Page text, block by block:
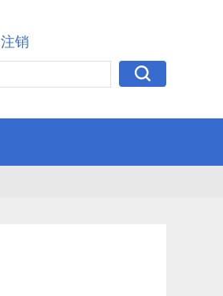
注销